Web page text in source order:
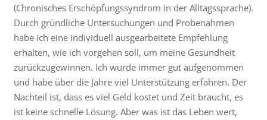
(Chronisches Erschöpfungssyndrom in der Alltagssprache).
Durch gründliche Untersuchungen und Probenahmen
habe ich eine individuell ausgearbeitete Empfehlung
erhalten, wie ich vorgehen soll, um meine Gesundheit
zurückzugewinnen. Ich wurde immer gut aufgenommen
und habe über die Jahre viel Unterstützung erfahren. Der
Nachteil ist, dass es viel Geld kostet und Zeit braucht, es
ist keine schnelle Lösung. Aber was ist das Leben wert,